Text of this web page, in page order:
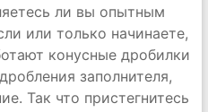
ли вы опытным
или только начинаете,
конусные дробилки
заполнителя,
Так что пристегнитесь